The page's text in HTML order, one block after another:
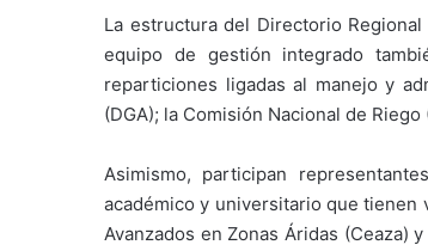
La estructura del Directorio
equipo de gestión integrado
reparticiones ligadas al manejo y
(DGA); la Comisión Nacional de
Asimismo, participan
académico y universitario que tienen
Avanzados en Zonas Áridas (Ceaza)